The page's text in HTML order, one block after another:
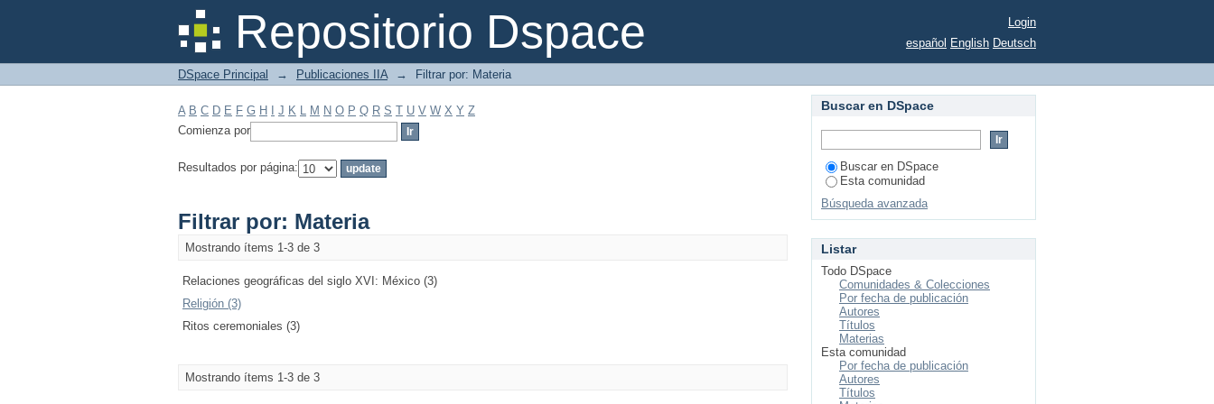
Repositorio Dspace
Filtrar por: Materia
Login
español English Deutsch
DSpace Principal → Publicaciones IIA → Filtrar por: Materia
A B C D E F G H J K L M N O P Q R S T U V W X Y Z
Comienza por
Resultados por página:
Filtrar por: Materia
Mostrando ítems 1-3 de 3
Relaciones geográficas del siglo XVI: México (3)
Religión (3)
Ritos ceremoniales (3)
Mostrando ítems 1-3 de 3
Buscar en DSpace
Buscar en DSpace
Esta comunidad
Búsqueda avanzada
Listar
Todo DSpace
Comunidades & Colecciones
Por fecha de publicación
Autores
Títulos
Materias
Esta comunidad
Por fecha de publicación
Autores
Títulos